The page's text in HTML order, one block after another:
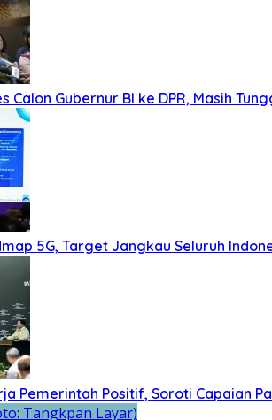
Calon Gubernur BI ke DPR, Masih
5G, Target Jangkau Seluruh
Pemerintah Positif, Soroti Capaian